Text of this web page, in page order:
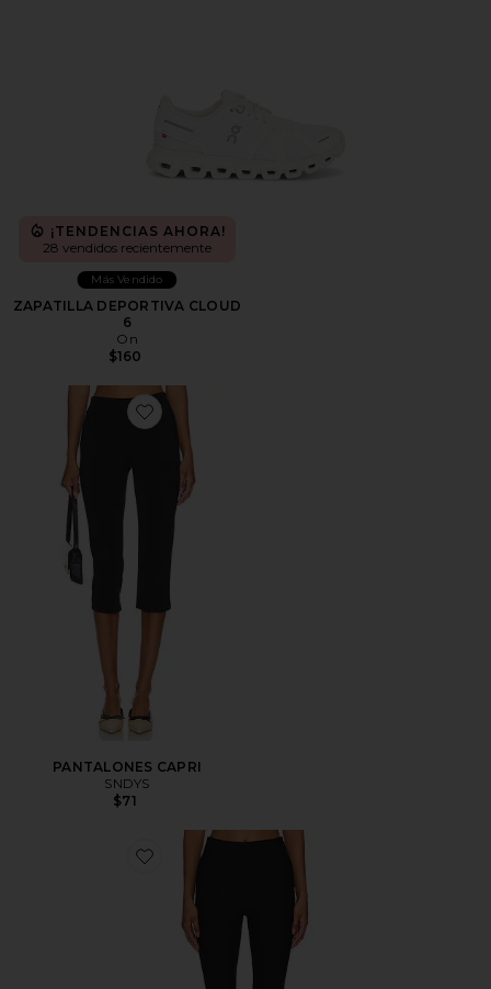
¡TENDENCIAS AHORA!
28 vendidos recientemente
Más Vendido
ZAPATILLA DEPORTIVA CLOUD
6
On
$160
Favorite PANTALONES CAPRI
PANTALONES CAPRI
SNDYS
$71
Favorite Chaya Capri